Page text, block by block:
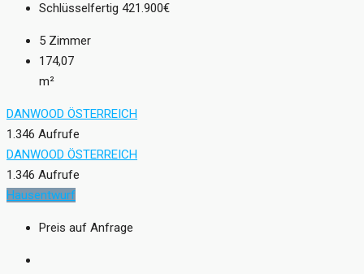
Schlüsselfertig 421.900€
5 Zimmer
174,07
m²
DANWOOD ÖSTERREICH
1.346 Aufrufe
DANWOOD ÖSTERREICH
1.346 Aufrufe
Hausentwurf
Preis auf Anfrage